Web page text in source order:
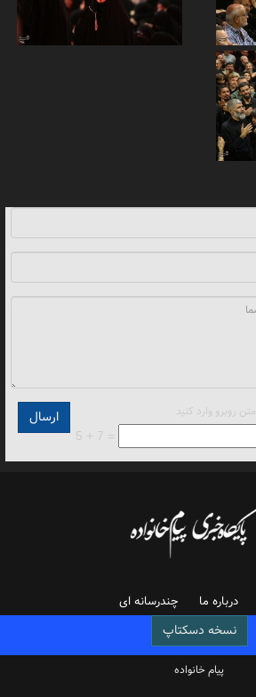
روبرو وارد کنید
5 + 7 =
درباره ما چندرسانه ای
نسخه دسکتاپ
پیام خانواده